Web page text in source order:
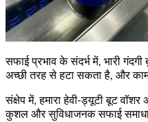
सफाई प्रभाव के संदर्भ में, भारी
अच्छी तरह से हटा सकता है, और
संक्षेप में, हमारा हेवी-ड्यूटी बूट
कुशल और सुविधाजनक सफाई समाधान